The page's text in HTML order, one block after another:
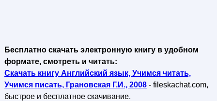
Бесплатно скачать электронную книгу в удобном
формате, смотреть и читать:
Скачать книгу Английский язык, Учимся читать,
Учимся писать, Грановская Г.И., 2008- fileskachat.com,
быстрое и бесплатное скачивание.